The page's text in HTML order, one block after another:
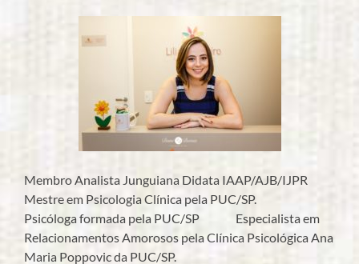
Membro Analista Junguiana Didata IAAP/AJB/IJPR
Mestre em Psicologia Clínica pela PUC/SP.
Psicóloga formada pela PUC/SP Especialista em
Relacionamentos Amorosos pela Clínica Psicológica Ana
Maria Poppovic da PUC/SP.